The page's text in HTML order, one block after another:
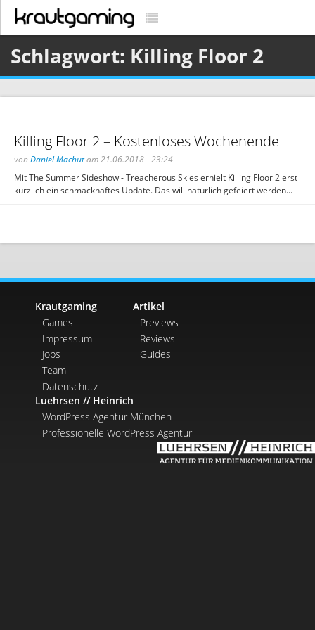
Schlagwort: Killing Floor 2
Killing Floor 2 – Kostenloses Wochenende
von Daniel Machutam 21.06.2018 - 23:24
Mit The Summer Sideshow - Treacherous Skies erhielt Killing Floor 2 erst
kürzlich ein schmackhaftes Update. Das will natürlich gefeiert werden...
Krautgaming
Games
Impressum
Jobs
Team
Datenschutz
Artikel
Previews
Reviews
Guides
Luehrsen // Heinrich
WordPress Agentur München
Professionelle WordPress Agentur